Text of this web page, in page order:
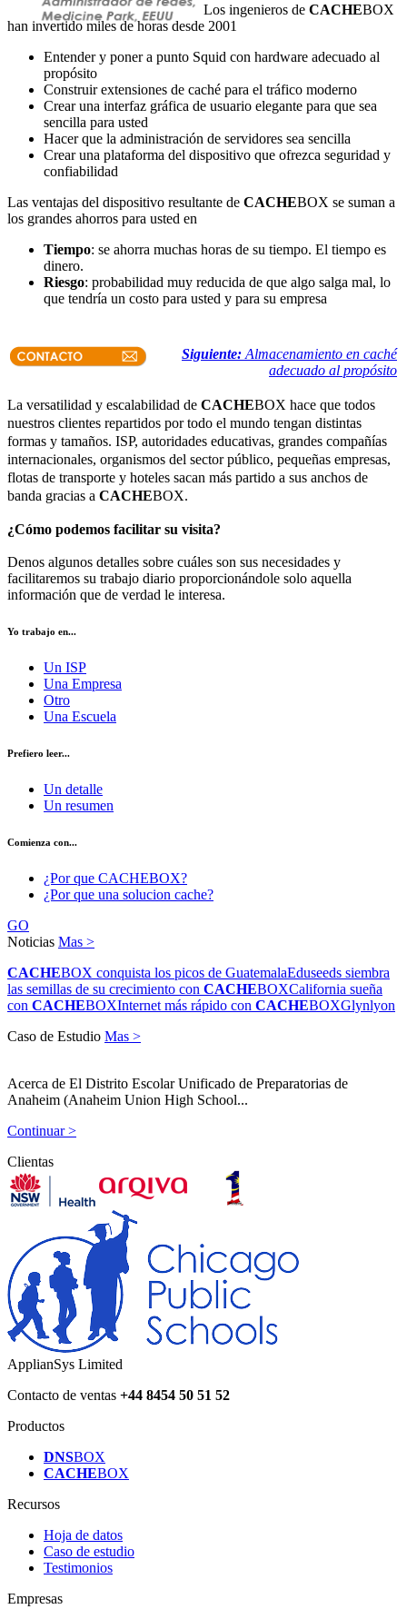
Los ingenieros de CACHEBOX
han invertido miles de horas desde 2001
Entender y poner a punto Squid con hardware adecuado al
propósito
Construir extensiones de caché para el tráfico moderno
Crear una interfaz gráfica de usuario elegante para que sea
sencilla para usted
Hacer que la administración de servidores sea sencilla
Crear una plataforma del dispositivo que ofrezca seguridad y
confiabilidad
Las ventajas del dispositivo resultante de CACHEBOX se suman a
los grandes ahorros para usted en
Tiempo: se ahorra muchas horas de su tiempo. El tiempo es
dinero.
Riesgo: probabilidad muy reducida de que algo salga mal, lo
que tendría un costo para usted y para su empresa
Siguiente: Almacenamiento en caché
adecuado al propósito
La versatilidad y escalabilidad de CACHEBOX hace que todos
nuestros clientes repartidos por todo el mundo tengan distintas
formas y tamaños. ISP, autoridades educativas, grandes compañías
internacionales, organismos del sector público, pequeñas empresas,
flotas de transporte y hoteles sacan más partido a sus anchos de
banda gracias a CACHEBOX.
¿Cómo podemos facilitar su visita?
Denos algunos detalles sobre cuáles son sus necesidades y
facilitaremos su trabajo diario proporcionándole solo aquella
información que de verdad le interesa.
Yo trabajo en...
Un ISP
Una Empresa
Otro
Una Escuela
Prefiero leer...
Un detalle
Un resumen
Comienza con...
¿Por que CACHEBOX?
¿Por que una solucion cache?
GO
Noticias Mas >
CACHEBOX conquista los picos de GuatemalaEduseeds siembra
las semillas de su crecimiento con CACHEBOXCalifornia sueña
con CACHEBOXInternet más rápido con CACHEBOXGlynlyon
Caso de Estudio Mas >
Acerca de El Distrito Escolar Unificado de Preparatorias de
Anaheim (Anaheim Union High School...
Continuar >
Clientas
ApplianSys Limited
Contacto de ventas +44 8454 50 51 52
Productos
DNSBOX
CACHEBOX
Recursos
Hoja de datos
Caso de estudio
Testimonios
Empresas